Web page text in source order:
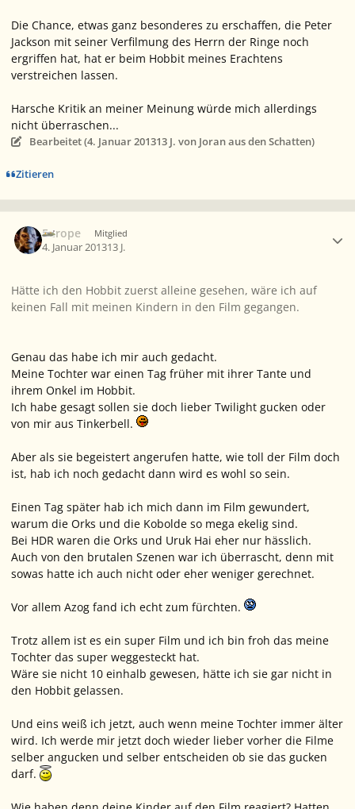
Die Chance, etwas ganz besonderes zu erschaffen, die Peter
Jackson mit seiner Verfilmung des Herrn der Ringe noch
ergriffen hat, hat er beim Hobbit meines Erachtens
verstreichen lassen.
Harsche Kritik an meiner Meinung würde mich allerdings
nicht überraschen...
Bearbeitet (4. Januar 201313 J. von Joran aus den Schatten)
Zitieren
Europe Mitglied
4. Januar 201313 J.
Hätte ich den Hobbit zuerst alleine gesehen, wäre ich auf
keinen Fall mit meinen Kindern in den Film gegangen.
Genau das habe ich mir auch gedacht.
Meine Tochter war einen Tag früher mit ihrer Tante und
ihrem Onkel im Hobbit.
Ich habe gesagt sollen sie doch lieber Twilight gucken oder
von mir aus Tinkerbell.
Aber als sie begeistert angerufen hatte, wie toll der Film doch
ist, hab ich noch gedacht dann wird es wohl so sein.
Einen Tag später hab ich mich dann im Film gewundert,
warum die Orks und die Kobolde so mega ekelig sind.
Bei HDR waren die Orks und Uruk Hai eher nur hässlich.
Auch von den brutalen Szenen war ich überrascht, denn mit
sowas hatte ich auch nicht oder eher weniger gerechnet.
Vor allem Azog fand ich echt zum fürchten.
Trotz allem ist es ein super Film und ich bin froh das meine
Tochter das super weggesteckt hat.
Wäre sie nicht 10 einhalb gewesen, hätte ich sie gar nicht in
den Hobbit gelassen.
Und eins weiß ich jetzt, auch wenn meine Tochter immer älter
wird. Ich werde mir jetzt doch wieder lieber vorher die Filme
selber angucken und selber entscheiden ob sie das gucken
darf.